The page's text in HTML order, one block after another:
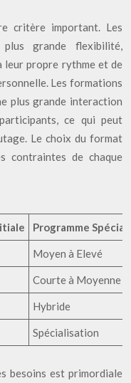
critère important. Les
grande flexibilité,
leur propre rythme et de
Les formations
plus grande interaction
ce qui peut
Le choix du format
contraintes de chaque
Programme
Moyen à Elevé
Courte à Moyenne
Hybride
Spécialisation
besoins est primordiale